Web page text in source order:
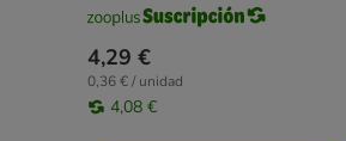
4,29 €
0,36 € / unidad
4,08 €